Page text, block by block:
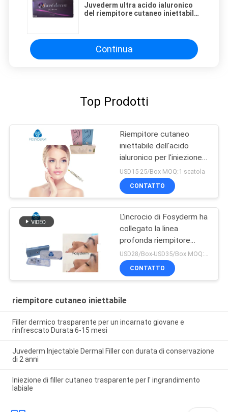
Juvederm ultra acido ialuronico
del riempitore cutaneo iniettabile
Continua
Top Prodotti
Riempitore cutaneo
iniettabile dell'acido
ialuronico per l'iniezione
antinvecchiamento
USD15-25/Box MOQ:1 scatola
CONTATTO
L'incrocio di Fosyderm ha
collegato la linea
profonda riempitore
cutaneo del riempitore
2ml per Nose Up
USD28/Box-USD35/Box MOQ:1 SCATOLA
CONTATTO
riempitore cutaneo iniettabile
Filler dermico trasparente per un incarnato giovane e
rinfrescato Durata 6-15 mesi
Juvederm Injectable Dermal Filler con durata di conservazione
di 2 anni
Iniezione di filler cutaneo trasparente per l' ingrandimento
labiale